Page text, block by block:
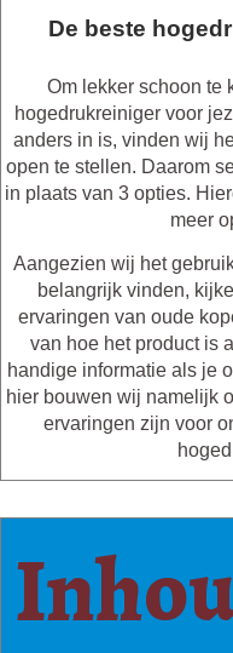
De beste
Om lekker schoon te
hogedrukreiniger voor
anders in is, vinden wij
open te stellen. Daarom
in plaats van 3 opties.
meer
Aangezien wij het
belangrijk vinden,
ervaringen van oude
van hoe het product is
handige informatie als je
hier bouwen wij namelijk
ervaringen zijn voor